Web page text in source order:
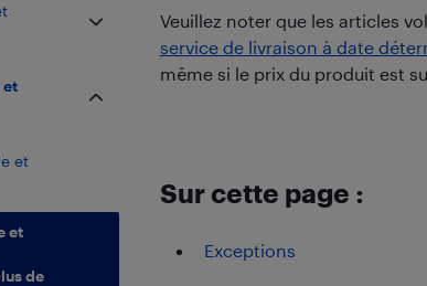
et
et
de
Veuillez noter que les articles
service de livraison à date
même si le prix du produit est
Sur cette page :
Exceptions